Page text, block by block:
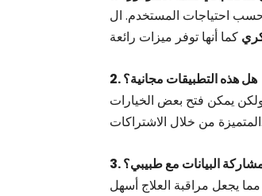
2. هل هذه التطبيقات مجانية؟
يمكن فتح بعض الخيارات
المتميزة من خلال الاشتراكات.
البيانات مع طبيبي؟